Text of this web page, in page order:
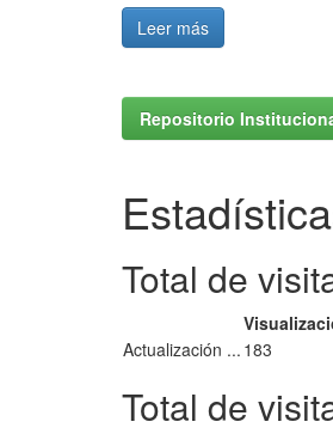
Leer más
Repositorio
Total de
Actualización ... 183
Total de